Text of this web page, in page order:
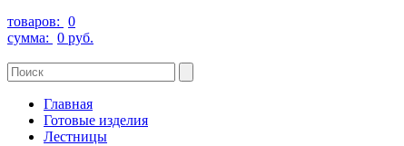
товаров: 0
сумма: 0 руб.
Главная
Готовые изделия
Лестницы